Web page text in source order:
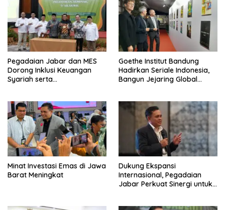
Pegadaian Jabar dan MES
Dorong Inklusi Keuangan
Syariah serta
Goethe Institut Bandung
Hadirkan Seriale Indonesia,
Bangun Jejaring Global
Minat Investasi Emas di Jawa
Barat Meningkat
Dukung Ekspansi
Internasional, Pegadaian
Jabar Perkuat Sinergi untuk